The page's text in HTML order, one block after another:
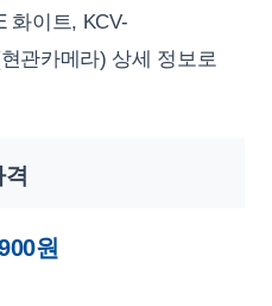
화이트, KCV-
관카메라) 상세 정보로
원